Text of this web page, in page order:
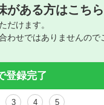
がある方はこちら
だけます。
わせではありませんので
登録完了
3 4 5